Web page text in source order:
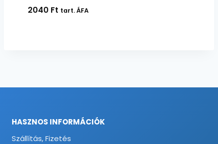
2040 Ft tart. ÁFA
HASZNOS INFORMÁCIÓK
Szállítás, Fizetés